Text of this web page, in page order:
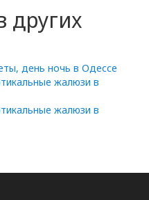
других
день ночь в Одессе
жалюзи в
жалюзи в